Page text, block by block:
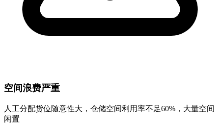
空间浪费严重
人工分配货位随意性大，仓储空间利用率不足60%，大量空间
闲置